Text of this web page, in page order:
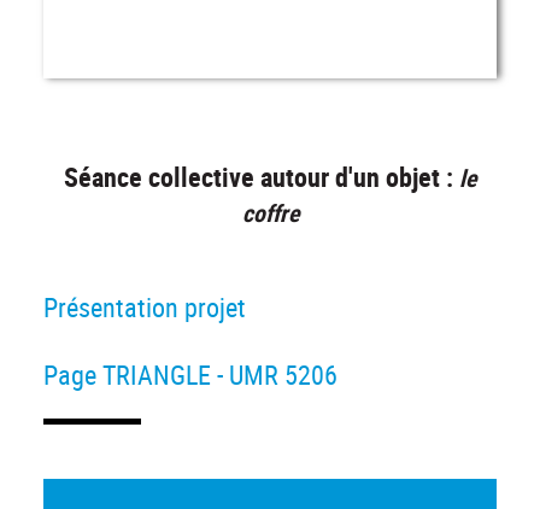
Séance collective autour d'un objet : le
coffre
Présentation projet
Page TRIANGLE - UMR 5206